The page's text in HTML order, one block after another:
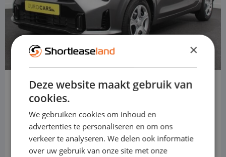
Kia Picanto
Hatchback
Handbuch
×
Deze website maakt gebruik van
cookies.
We gebruiken cookies om inhoud en
advertenties te personaliseren en om ons
verkeer te analyseren. We delen ook informatie
over uw gebruik van onze site met onze